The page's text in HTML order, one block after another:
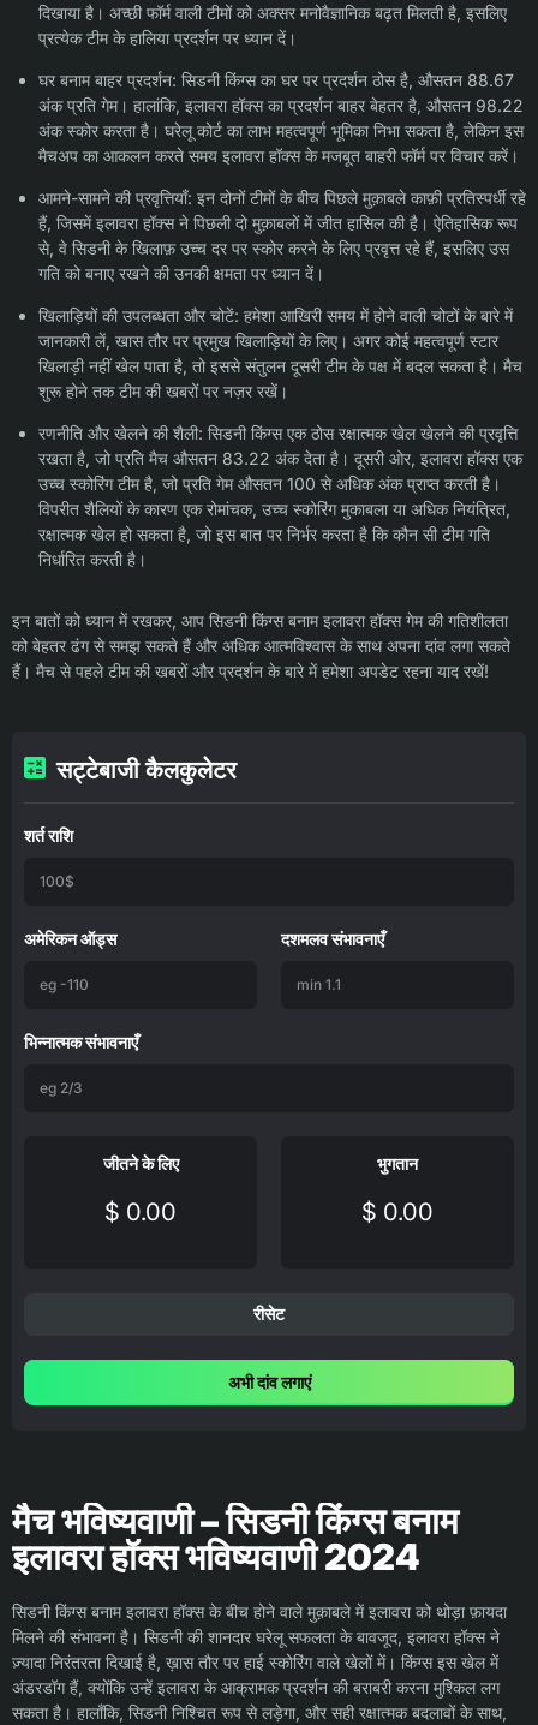
दिखाया है। अच्छी फॉर्म वाली टीमों को अक्सर मनोवैज्ञानिक बढ़त मिलती है, इसलिए
प्रत्येक टीम के हालिया प्रदर्शन पर ध्यान दें।
घर बनाम बाहर प्रदर्शन: सिडनी किंग्स का घर पर प्रदर्शन ठोस है, औसतन 88.67
अंक प्रति गेम। हालांकि, इलावरा हॉक्स का प्रदर्शन बाहर बेहतर है, औसतन 98.22
अंक स्कोर करता है। घरेलू कोर्ट का लाभ महत्वपूर्ण भूमिका निभा सकता है, लेकिन इस
मैचअप का आकलन करते समय इलावरा हॉक्स के मजबूत बाहरी फॉर्म पर विचार करें।
आमने-सामने की प्रवृत्तियाँ: इन दोनों टीमों के बीच पिछले मुक़ाबले काफ़ी प्रतिस्पर्धी रहे
हैं, जिसमें इलावरा हॉक्स ने पिछली दो मुक़ाबलों में जीत हासिल की है। ऐतिहासिक रूप
से, वे सिडनी के खिलाफ़ उच्च दर पर स्कोर करने के लिए प्रवृत्त रहे हैं, इसलिए उस
गति को बनाए रखने की उनकी क्षमता पर ध्यान दें।
खिलाड़ियों की उपलब्धता और चोटें: हमेशा आखिरी समय में होने वाली चोटों के बारे में
जानकारी लें, खास तौर पर प्रमुख खिलाड़ियों के लिए। अगर कोई महत्वपूर्ण स्टार
खिलाड़ी नहीं खेल पाता है, तो इससे संतुलन दूसरी टीम के पक्ष में बदल सकता है। मैच
शुरू होने तक टीम की खबरों पर नज़र रखें।
रणनीति और खेलने की शैली: सिडनी किंग्स एक ठोस रक्षात्मक खेल खेलने की प्रवृत्ति
रखता है, जो प्रति मैच औसतन 83.22 अंक देता है। दूसरी ओर, इलावरा हॉक्स एक
उच्च स्कोरिंग टीम है, जो प्रति गेम औसतन 100 से अधिक अंक प्राप्त करती है।
विपरीत शैलियों के कारण एक रोमांचक, उच्च स्कोरिंग मुकाबला या अधिक नियंत्रित,
रक्षात्मक खेल हो सकता है, जो इस बात पर निर्भर करता है कि कौन सी टीम गति
निर्धारित करती है।
इन बातों को ध्यान में रखकर, आप सिडनी किंग्स बनाम इलावरा हॉक्स गेम की गतिशीलता
को बेहतर ढंग से समझ सकते हैं और अधिक आत्मविश्वास के साथ अपना दांव लगा सकते
हैं। मैच से पहले टीम की खबरों और प्रदर्शन के बारे में हमेशा अपडेट रहना याद रखें!
सट्टेबाजी कैलकुलेटर
शर्त राशि
अमेरिकन ऑड्स दशमलव संभावनाएँ
भिन्नात्मक संभावनाएँ
जीतने के लिए
$ 0.00
भुगतान
$ 0.00
रीसेट
अभी दांव लगाएं
मैच भविष्यवाणी – सिडनी किंग्स बनाम
इलावरा हॉक्स भविष्यवाणी 2024
सिडनी किंग्स बनाम इलावरा हॉक्स के बीच होने वाले मुक़ाबले में इलावरा को थोड़ा फ़ायदा
मिलने की संभावना है। सिडनी की शानदार घरेलू सफलता के बावजूद, इलावरा हॉक्स ने
ज़्यादा निरंतरता दिखाई है, ख़ास तौर पर हाई स्कोरिंग वाले खेलों में। किंग्स इस खेल में
अंडरडॉग हैं, क्योंकि उन्हें इलावरा के आक्रामक प्रदर्शन की बराबरी करना मुश्किल लग
सकता है। हालाँकि, सिडनी निश्चित रूप से लड़ेगा, और सही रक्षात्मक बदलावों के साथ,